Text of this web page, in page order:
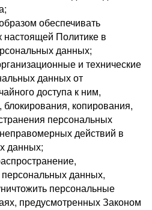
обеспечивать
настоящей Политике в
данных;
и технические
данных от
доступа к ним,
копирования,
персональных
действий в
данных;
данных,
персональные
предусмотренных Законом